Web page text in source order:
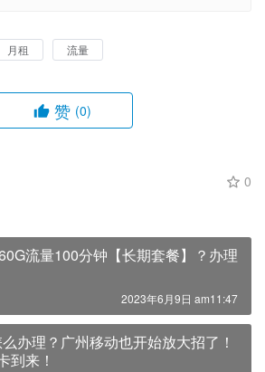
月租 流量
赞 (0)
0
流量100分钟【长期套餐】？办理
2023年6月9日 am11:47
办理？广州移动也开始放大招了！
到来！